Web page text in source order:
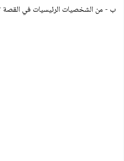
ب - من الشخصيات الرئيسيات في القصة